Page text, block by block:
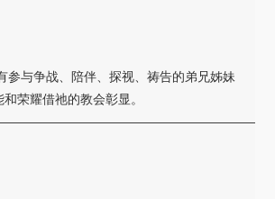
参与争战、陪伴、探视、祷告的弟兄姊妹
荣耀借祂的教会彰显。